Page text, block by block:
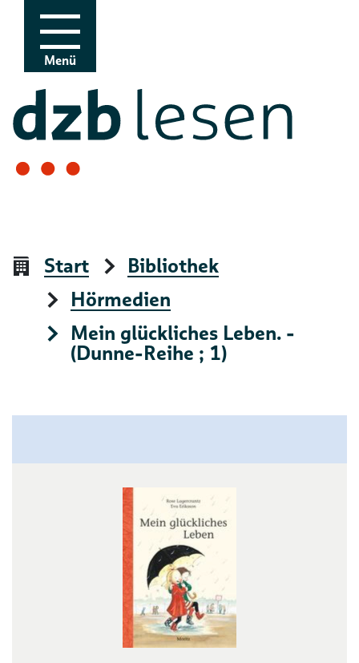
Zur Navigation
Zum Inhalt
Menü
Start
Bibliothek
Hörmedien
Mein glückliches Leben. -
(Dunne-Reihe ; 1)